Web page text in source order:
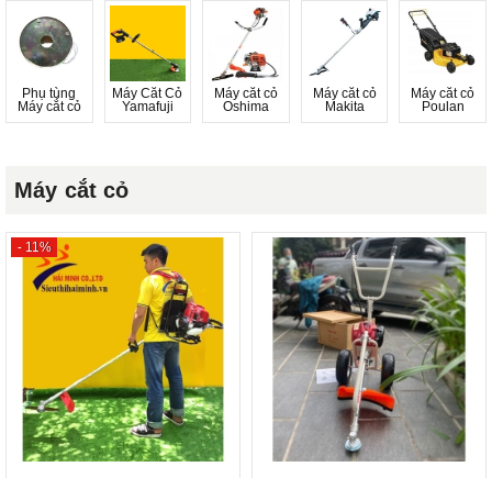
Phụ tùng
Máy cắt cỏ
Máy Cắt Cỏ
Yamafuji
Máy cắt cỏ
Oshima
Máy cắt cỏ
Makita
Máy cắt cỏ
Poulan
Máy cắt cỏ
- 11%